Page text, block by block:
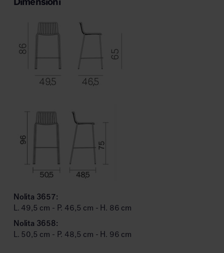
Nolita 3657:
L. 49,5 cm - P. 46,5 cm - H. 86 cm
Nolita 3658:
L. 50,5 cm - P. 48,5 cm - H. 96 cm